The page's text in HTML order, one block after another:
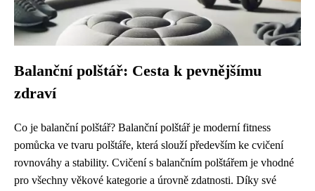
Balanční polštář: Cesta k pevnějšímu
zdraví
Co je balanční polštář? Balanční polštář je moderní fitness
pomůcka ve tvaru polštáře, která slouží především ke cvičení
rovnováhy a stability. Cvičení s balančním polštářem je vhodné
pro všechny věkové kategorie a úrovně zdatnosti. Díky své